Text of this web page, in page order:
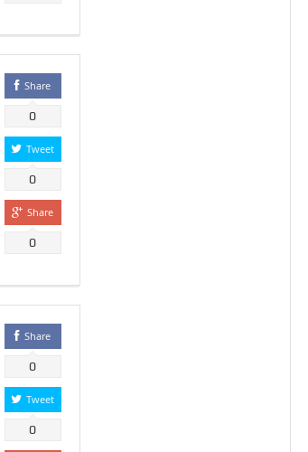
Share
0
Tweet
0
Share
0
Share
0
Tweet
0